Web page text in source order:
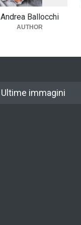
Andrea Ballocchi
AUTHOR
Ultime immagini